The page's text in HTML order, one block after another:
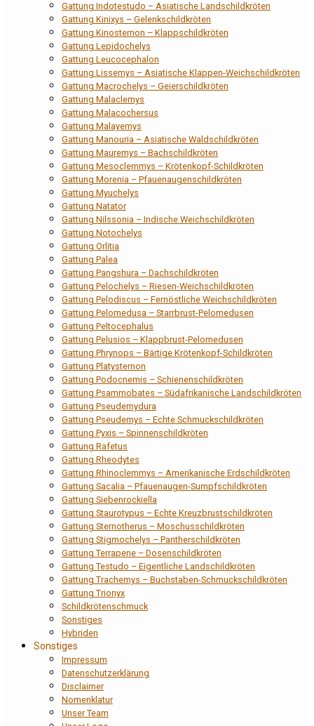
Gattung Indotestudo – Asiatische Landschildkröten
Gattung Kinixys – Gelenkschildkröten
Gattung Kinosternon – Klappschildkröten
Gattung Lepidochelys
Gattung Leucocephalon
Gattung Lissemys – Asiatische Klappen-Weichschildkröten
Gattung Macrochelys – Geierschildkröten
Gattung Malaclemys
Gattung Malacochersus
Gattung Malayemys
Gattung Manouria – Asiatische Waldschildkröten
Gattung Mauremys – Bachschildkröten
Gattung Mesoclemmys – Krötenkopf-Schildkröten
Gattung Morenia – Pfauenaugenschildkröten
Gattung Myuchelys
Gattung Natator
Gattung Nilssonia – Indische Weichschildkröten
Gattung Notochelys
Gattung Orlitia
Gattung Palea
Gattung Pangshura – Dachschildkröten
Gattung Pelochelys – Riesen-Weichschildkröten
Gattung Pelodiscus – Fernöstliche Weichschildkröten
Gattung Pelomedusa – Starrbrust-Pelomedusen
Gattung Peltocephalus
Gattung Pelusios – Klappbrust-Pelomedusen
Gattung Phrynops – Bärtige Krötenkopf-Schildkröten
Gattung Platysternon
Gattung Podocnemis – Schienenschildkröten
Gattung Psammobates – Südafrikanische Landschildkröten
Gattung Pseudemydura
Gattung Pseudemys – Echte Schmuckschildkröten
Gattung Pyxis – Spinnenschildkröten
Gattung Rafetus
Gattung Rheodytes
Gattung Rhinoclemmys – Amerikanische Erdschildkröten
Gattung Sacalia – Pfauenaugen-Sumpfschildkröten
Gattung Siebenrockiella
Gattung Staurotypus – Echte Kreuzbrustschildkröten
Gattung Sternotherus – Moschusschildkröten
Gattung Stigmochelys – Pantherschildkröten
Gattung Terrapene – Dosenschildkröten
Gattung Testudo – Eigentliche Landschildkröten
Gattung Trachemys – Buchstaben-Schmuckschildkröten
Gattung Trionyx
Schildkrötenschmuck
Sonstiges
Hybriden
Sonstiges
Impressum
Datenschutzerklärung
Disclaimer
Nomenklatur
Unser Team